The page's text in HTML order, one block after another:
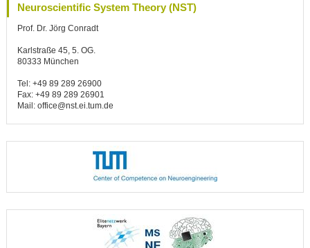
Neuroscientific System Theory (NST)
Prof. Dr. Jörg Conradt
Karlstraße 45, 5. OG.
80333 München
Tel: +49 89 289 26900
Fax: +49 89 289 26901
Mail: office@nst.ei.tum.de